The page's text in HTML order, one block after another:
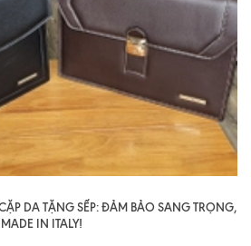
DA TẶNG SẾP: ĐẢM BẢO SANG TRỌNG,
IN ITALY!